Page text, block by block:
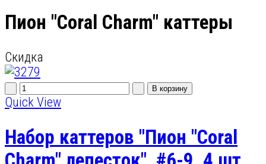
Пион "Coral Charm" каттеры
Скидка
Quick View
Набор каттеров "Пион "Coral